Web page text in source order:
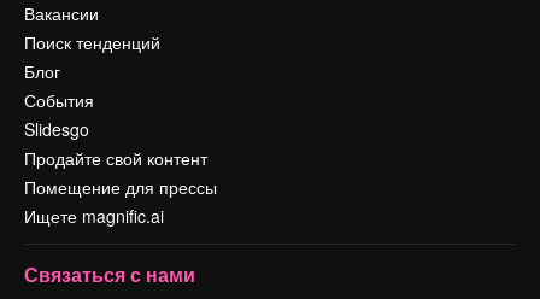
Вакансии
Поиск тенденций
Блог
События
Slidesgo
Продайте свой контент
Помещение для прессы
Ищете magnific.ai
Связаться с нами